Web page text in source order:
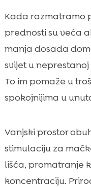
Kada razmatramo
prednosti su veća
manja dosada
svijet u
To im pomaže u
spokojnijima u
Vanjski prostor
stimulaciju za
lišća, promatranje
koncentraciju.